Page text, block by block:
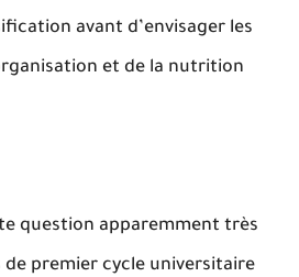
avant d’envisager les
et de la nutrition
question apparemment très
de premier cycle universitaire